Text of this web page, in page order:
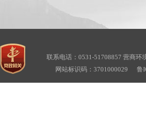
联系电话：0531-51708857 营商环
网站标识码：3701000029
鲁